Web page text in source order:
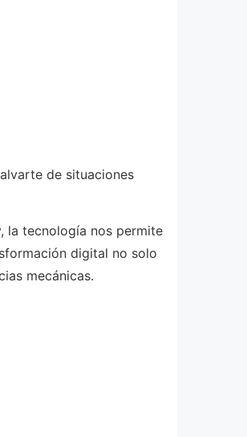
de situaciones
la tecnología nos permite
digital no solo
mecánicas.